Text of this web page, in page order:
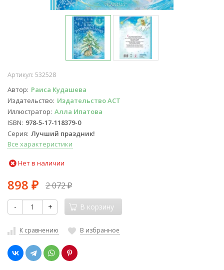
Артикул: 532528
Автор Раиса Кудашева
Издательство Издательство АСТ
Иллюстратор Алла Ипатова
ISBN 978-5-17-118379-0
Серия Лучший праздник!
Все характеристики
Нет в наличии
898 ₽ 2 072₽
- + В корзину
К сравнению В избранное